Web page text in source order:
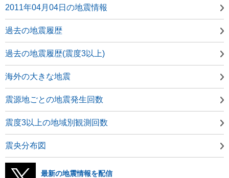
2011年04月04日の地震情報
過去の地震履歴
過去の地震履歴(震度3以上)
海外の大きな地震
震源地ごとの地震発生回数
震度3以上の地域別観測回数
震央分布図
最新の地震情報を配信